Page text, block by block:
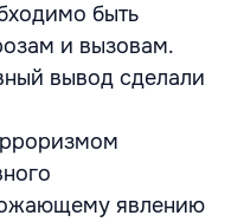
быть
и вызовам.
вывод сделали
явлению